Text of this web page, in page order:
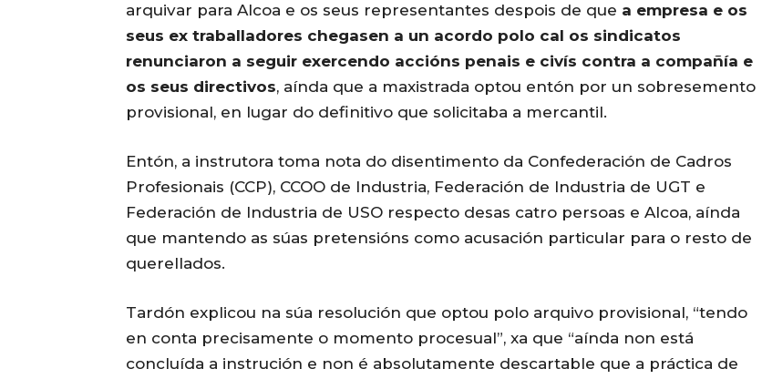
arquivar para Alcoa e os seus representantes despois de que a empresa e os
seus ex traballadores chegasen a un acordo polo cal os sindicatos
renunciaron a seguir exercendo accións penais e civís contra a compañía e
os seus directivos, aínda que a maxistrada optou entón por un sobresemento
provisional, en lugar do definitivo que solicitaba a mercantil.
Entón, a instrutora toma nota do disentimento da Confederación de Cadros
Profesionais (CCP), CCOO de Industria, Federación de Industria de UGT e
Federación de Industria de USO respecto desas catro persoas e Alcoa, aínda
que mantendo as súas pretensións como acusación particular para o resto de
querellados.
Tardón explicou na súa resolución que optou polo arquivo provisional, “tendo
en conta precisamente o momento procesual”, xa que “aínda non está
concluída a instrución e non é absolutamente descartable que a práctica de